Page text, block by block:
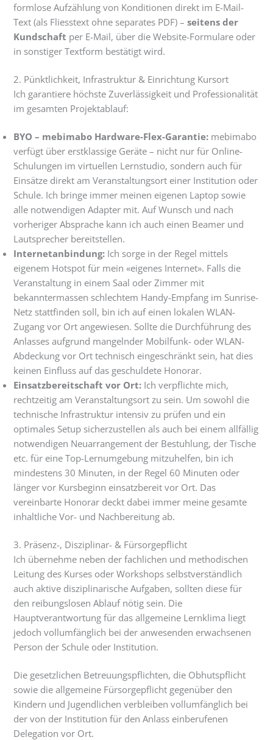
formlose Aufzählung von Konditionen direkt im E-Mail-
Text (als Fliesstext ohne separates PDF) –seitens der
Kundschaft per E-Mail, über die Website-Formulare oder
in sonstiger Textform bestätigt wird.
2. Pünktlichkeit, Infrastruktur & Einrichtung Kursort
Ich garantiere höchste Zuverlässigkeit und Professionalität
im gesamten Projektablauf:
BYO – mebimabo Hardware-Flex-Garantie: mebimabo
verfügt über erstklassige Geräte – nicht nur für Online-
Schulungen im virtuellen Lernstudio, sondern auch für
Einsätze direkt am Veranstaltungsort einer Institution oder
Schule. Ich bringe immer meinen eigenen Laptop sowie
alle notwendigen Adapter mit. Auf Wunsch und nach
vorheriger Absprache kann ich auch einen Beamer und
Lautsprecher bereitstellen.
Internetanbindung: Ich sorge in der Regel mittels
eigenem Hotspot für mein «eigenes Internet». Falls die
Veranstaltung in einem Saal oder Zimmer mit
bekanntermassen schlechtem Handy-Empfang im Sunrise-
Netz stattfinden soll, bin ich auf einen lokalen WLAN-
Zugang vor Ort angewiesen. Sollte die Durchführung des
Anlasses aufgrund mangelnder Mobilfunk- oder WLAN-
Abdeckung vor Ort technisch eingeschränkt sein, hat dies
keinen Einfluss auf das geschuldete Honorar.
Einsatzbereitschaft vor Ort: Ich verpflichte mich,
rechtzeitig am Veranstaltungsort zu sein. Um sowohl die
technische Infrastruktur intensiv zu prüfen und ein
optimales Setup sicherzustellen als auch bei einem allfällig
notwendigen Neuarrangement der Bestuhlung, der Tische
etc. für eine Top-Lernumgebung mitzuhelfen, bin ich
mindestens 30 Minuten, in der Regel 60 Minuten oder
länger vor Kursbeginn einsatzbereit vor Ort. Das
vereinbarte Honorar deckt dabei immer meine gesamte
inhaltliche Vor- und Nachbereitung ab.
3. Präsenz-, Disziplinar- & Fürsorgepflicht
Ich übernehme neben der fachlichen und methodischen
Leitung des Kurses oder Workshops selbstverständlich
auch aktive disziplinarische Aufgaben, sollten diese für
den reibungslosen Ablauf nötig sein. Die
Hauptverantwortung für das allgemeine Lernklima liegt
jedoch vollumfänglich bei der anwesenden erwachsenen
Person der Schule oder Institution.
Die gesetzlichen Betreuungspflichten, die Obhutspflicht
sowie die allgemeine Fürsorgepflicht gegenüber den
Kindern und Jugendlichen verbleiben vollumfänglich bei
der von der Institution für den Anlass einberufenen
Delegation vor Ort.